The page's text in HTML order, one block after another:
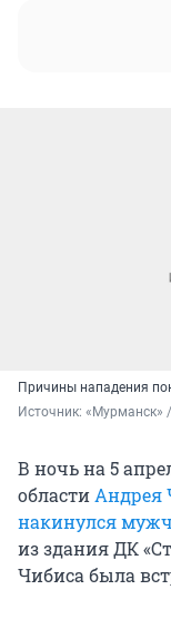
Причины нападения
Источник: «Мурманск»
В ночь на 5
области Андрея
накинулся
из здания ДК
Чибиса была